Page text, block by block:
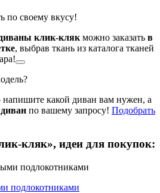
по своему вкусу!
клик-кляк можно заказать в
, выбрав ткань из каталога тканей
какой диван вам нужен, а
по вашему запросу! Подобрать
кляк», идеи для покупок:
подлокотниками